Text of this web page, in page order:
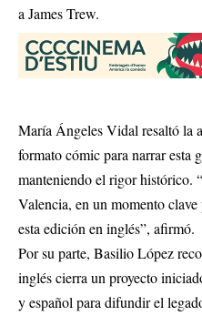
a James Trew.
María Ángeles Vidal resaltó la
formato cómic para narrar esta
manteniendo el rigor histórico.
Valencia, en un momento
esta edición en inglés”, afirmó.
Por su parte, Basilio López
inglés cierra un proyecto
y español para difundir el